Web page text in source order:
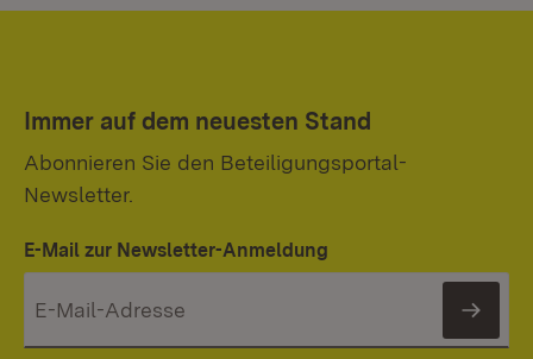
Immer auf dem neuesten Stand
Abonnieren Sie den Beteiligungsportal-
Newsletter.
E-Mail zur Newsletter-Anmeldung